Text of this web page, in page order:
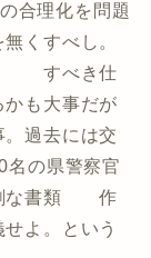
合理化を問題
くすべし。
すべき仕
も大事だが
過去には交
の県警察官
剰な書類 作
よ。という